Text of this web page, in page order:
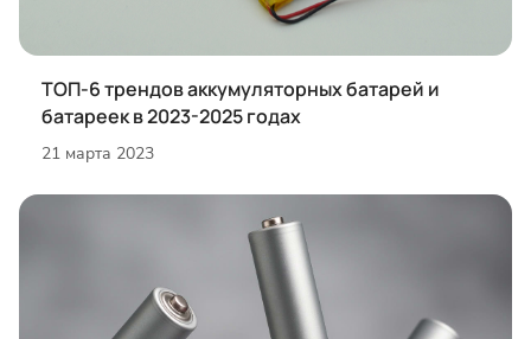
ТОП-6 трендов аккумуляторных батарей и
батареек в 2023-2025 годах
21 марта 2023